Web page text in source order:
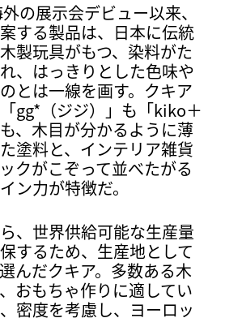
の展示会デビュー以来、
する製品は、日本に伝統
製玩具がもつ、染料がた
、はっきりとした色味や
とは一線を画す。クキア
gg*（ジジ）」も「kiko＋
も、木目が分かるように薄
塗料と、インテリア雑貨
クがこぞって並べたがる
ン力が特徴だ。
、世界供給可能な生産量
するため、生産地として
んだクキア。多数ある木
おもちゃ作りに適してい
密度を考慮し、ヨーロッ